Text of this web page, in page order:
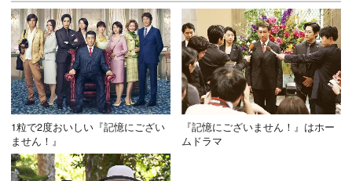
1粒で2度おいしい『記憶にござい
ません！』
『記憶にございません！』はホー
ムドラマ